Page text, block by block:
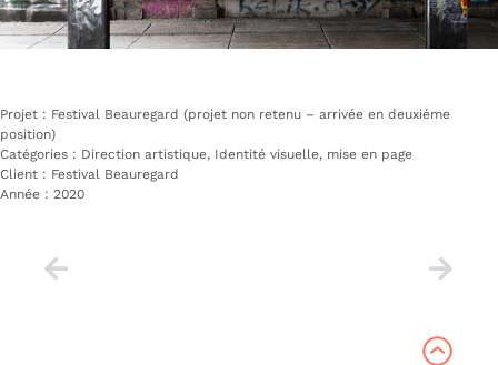
Projet : Festival Beauregard (projet non retenu – arrivée en deuxiéme
position)
Catégories : Direction artistique, Identité visuelle, mise en page
Client : Festival Beauregard
Année : 2020